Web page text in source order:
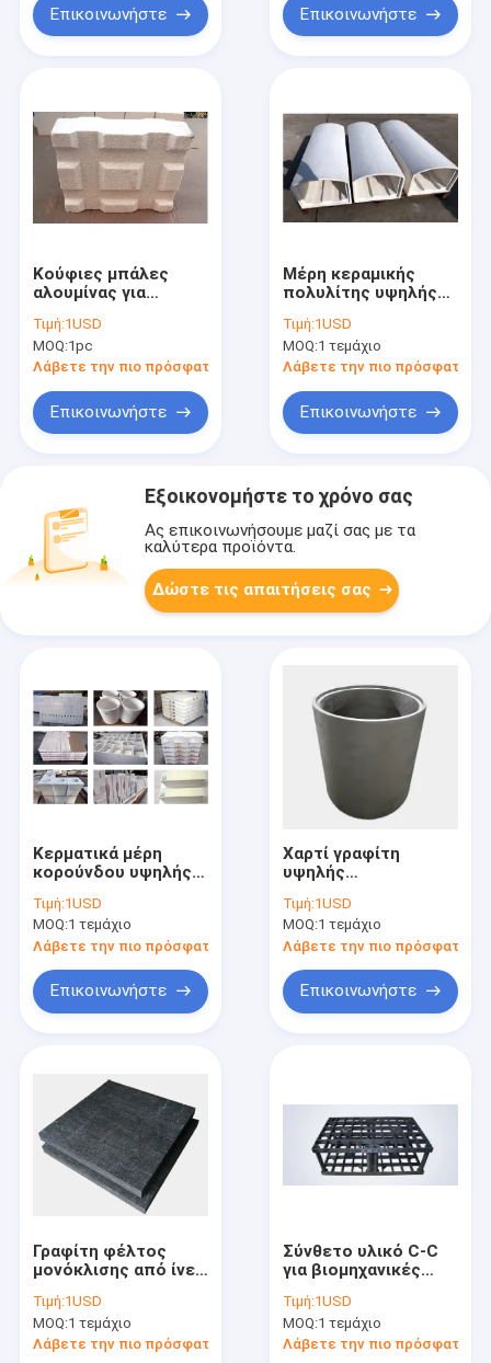
Επικοινωνήστε Επικοινωνήστε
Κούφιες μπάλες
αλουμίνας για
κλιβάνους υψηλής
θερμοκρασίας
Τιμή:1USD
MOQ:1pc
Λάβετε την πιο πρόσφατη τιμή
Επικοινωνήστε
Μέρη κεραμικής
πολυλίτης υψηλής
φούρνους
Τιμή:1USD
MOQ:1 τεμάχιο
Λάβετε την πιο πρόσφατη
Επικοινωνήστε
Εξοικονομήστε το χρόνο σας
Ας επικοινωνήσουμε μαζί σας με τα
καλύτερα προϊόντα.
Δώστε τις απαιτήσεις σας
Κερματικά μέρη
κορούνδου υψηλής
βιομηχανικούς
φούρνους
Τιμή:1USD
MOQ:1 τεμάχιο
Λάβετε την πιο πρόσφατη τιμή
Επικοινωνήστε
Χαρτί γραφίτη
υψηλής
βιομηχανικές
εφαρμογές
Τιμή:1USD
MOQ:1 τεμάχιο
Λάβετε την πιο πρόσφατη
Επικοινωνήστε
Γραφίτη φέλτος
μονόκλισης από ίνες
βιομηχανικές
εφαρμογές
Τιμή:1USD
MOQ:1 τεμάχιο
Λάβετε την πιο πρόσφατη τιμή
Σύνθετο υλικό C-C
για βιομηχανικές
θερμοκρασίας
Τιμή:1USD
MOQ:1 τεμάχιο
Λάβετε την πιο πρόσφατη